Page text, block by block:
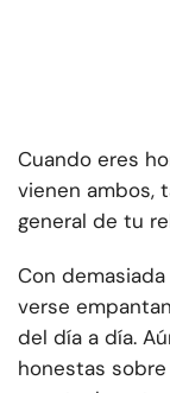
Cuando eres
vienen ambos,
general de tu
Con
verse
del día a día.
honestas